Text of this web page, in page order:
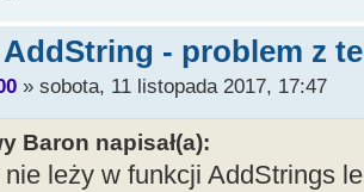
AddString - problem z
» sobota, 11 listopada 2017, 17:47
Baron napisał(a):
nie leży w funkcji AddStrings